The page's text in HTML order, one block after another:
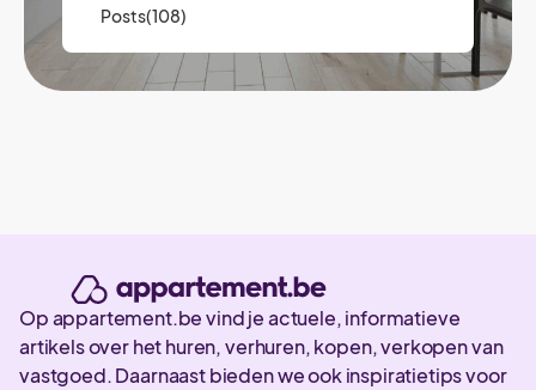
Posts(108)
Op appartement.be vind je actuele, informatieve
artikels over het huren, verhuren, kopen, verkopen van
vastgoed. Daarnaast bieden we ook inspiratietips voor